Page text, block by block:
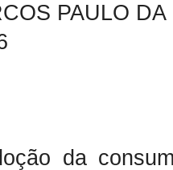
PAULO DA
da